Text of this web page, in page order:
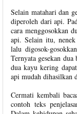
Selain matahari dan
diperoleh dari api.
cara menggosokkan
api. Selain itu,
lalu digosok-
Ternyata gesekan
dua kayu kering
api mudah dihasilkan
Cermati kembali
contoh teks